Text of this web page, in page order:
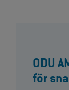
ODU
för